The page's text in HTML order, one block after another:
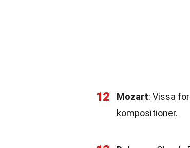
12 Mozart: Vissa
kompositioner.